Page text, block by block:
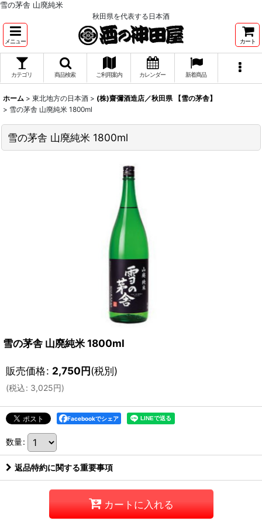
雪の茅舎 山廃純米
秋田県を代表する日本酒
メニュー カート
カテゴリ 商品検索 ご利用案内 カレンダー 新着商品
ホーム > 東北地方の日本酒 > (株)齋彌酒造店／秋田県 【雪の茅舎】
> 雪の茅舎 山廃純米 1800ml
雪の茅舎 山廃純米 1800ml
雪の茅舎 山廃純米 1800ml
販売価格: 2,750円(税別)
(税込: 3,025円)
Facebookでシェア
数量:
返品特約に関する重要事項
カートに入れる